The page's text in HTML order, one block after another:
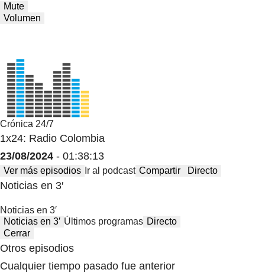
Mute
Volumen
Crónica 24/7
1x24: Radio Colombia
23/08/2024 - 01:38:13
Ver más episodios Ir al podcast Compartir Directo
Noticias en 3′
Noticias en 3′
Noticias en 3′ Últimos programas Directo
Cerrar
Otros episodios
Cualquier tiempo pasado fue anterior